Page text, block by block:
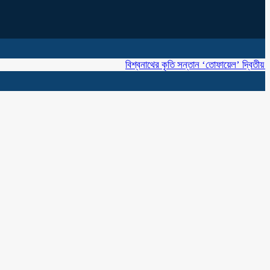
বিশ্বনাথের কৃতি সন্তান ‘তোফায়েল’ দ্বিতীয় বারের